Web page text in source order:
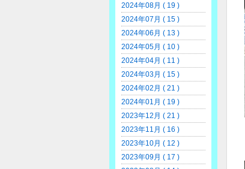
2024年08月 ( 19 )
2024年07月 ( 15 )
2024年06月 ( 13 )
2024年05月 ( 10 )
2024年04月 ( 11 )
2024年03月 ( 15 )
2024年02月 ( 21 )
2024年01月 ( 19 )
2023年12月 ( 21 )
2023年11月 ( 16 )
2023年10月 ( 12 )
2023年09月 ( 17 )